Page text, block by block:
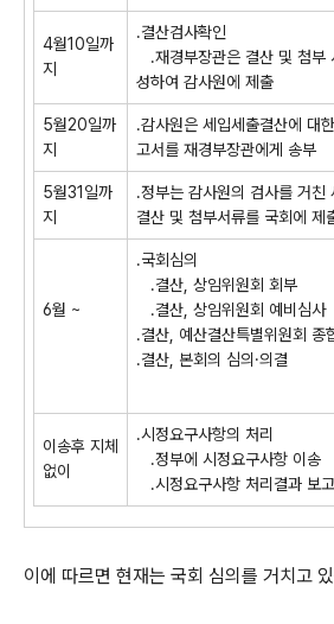
4월10일까
지
.결산검사확인
.재경부장관은 결산 및 첨부
성하여 감사원에 제출
5월20일까
지
.감사원은 세입세출결산에 대
고서를 재경부장관에게 송부
5월31일까
지
.정부는 감사원의 검사를 거친
결산 및 첨부서류를 국회에 제
6월 ~
.국회심의
.결산, 상임위원회 회부
.결산, 상임위원회 예비심사
.결산, 예산결산특별위원회 종
.결산, 본회의 심의·의결
이송후 지체
없이
.시정요구사항의 처리
.정부에 시정요구사항 이송
.시정요구사항 처리결과 보고
이에 따르면 현재는 국회 심의를 거치고